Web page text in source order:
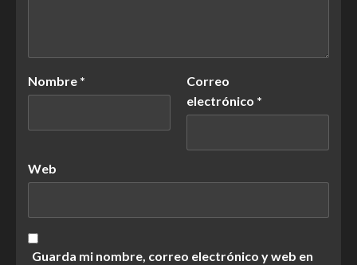
Nombre *
Correo
electrónico *
Web
Guarda mi nombre, correo electrónico y web en